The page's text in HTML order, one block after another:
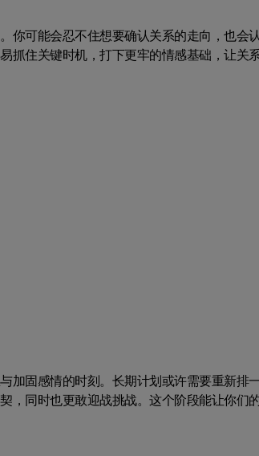
你可能会忍不住想要确认关系的走向，也会
抓住关键时机，打下更牢的情感基础，让关
加固感情的时刻。长期计划或许需要重新排
，同时也更敢迎战挑战。这个阶段能让你们